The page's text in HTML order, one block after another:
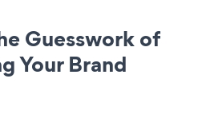
Guesswork of
Your Brand